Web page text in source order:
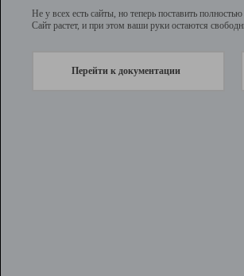
Не у всех есть сайты, но теперь поставить
Сайт растет, и при этом ваши руки остаются
Перейти к документации